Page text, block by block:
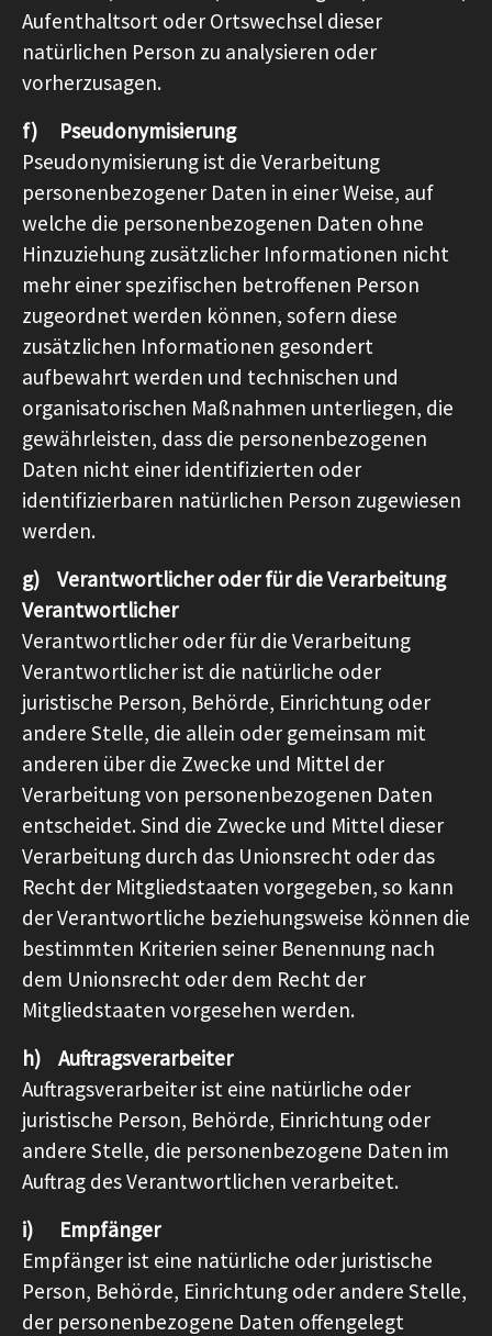
Aufenthaltsort oder Ortswechsel dieser
natürlichen Person zu analysieren oder
vorherzusagen.
f) Pseudonymisierung
Pseudonymisierung ist die Verarbeitung
personenbezogener Daten in einer Weise, auf
welche die personenbezogenen Daten ohne
Hinzuziehung zusätzlicher Informationen nicht
mehr einer spezifischen betroffenen Person
zugeordnet werden können, sofern diese
zusätzlichen Informationen gesondert
aufbewahrt werden und technischen und
organisatorischen Maßnahmen unterliegen, die
gewährleisten, dass die personenbezogenen
Daten nicht einer identifizierten oder
identifizierbaren natürlichen Person zugewiesen
werden.
g) Verantwortlicher oder für die Verarbeitung
Verantwortlicher
Verantwortlicher oder für die Verarbeitung
Verantwortlicher ist die natürliche oder
juristische Person, Behörde, Einrichtung oder
andere Stelle, die allein oder gemeinsam mit
anderen über die Zwecke und Mittel der
Verarbeitung von personenbezogenen Daten
entscheidet. Sind die Zwecke und Mittel dieser
Verarbeitung durch das Unionsrecht oder das
Recht der Mitgliedstaaten vorgegeben, so kann
der Verantwortliche beziehungsweise können die
bestimmten Kriterien seiner Benennung nach
dem Unionsrecht oder dem Recht der
Mitgliedstaaten vorgesehen werden.
h) Auftragsverarbeiter
Auftragsverarbeiter ist eine natürliche oder
juristische Person, Behörde, Einrichtung oder
andere Stelle, die personenbezogene Daten im
Auftrag des Verantwortlichen verarbeitet.
i) Empfänger
Empfänger ist eine natürliche oder juristische
Person, Behörde, Einrichtung oder andere Stelle,
der personenbezogene Daten offengelegt